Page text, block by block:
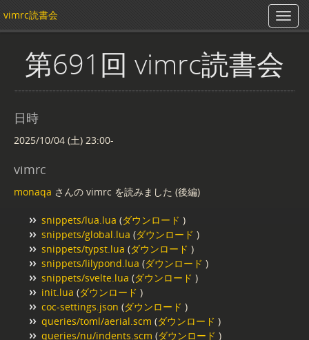
vimrc読書会
第691回 vimrc読書会
日時
2025/10/04 (土) 23:00-
vimrc
monaqa さんの vimrc を読みました (後編)
snippets/lua.lua (ダウンロード )
snippets/global.lua (ダウンロード )
snippets/typst.lua (ダウンロード )
snippets/lilypond.lua (ダウンロード )
snippets/svelte.lua (ダウンロード )
init.lua (ダウンロード )
coc-settings.json (ダウンロード )
queries/toml/aerial.scm (ダウンロード )
queries/nu/indents.scm (ダウンロード )